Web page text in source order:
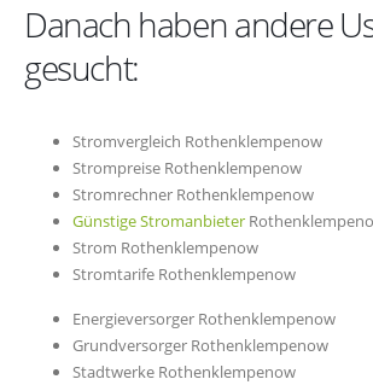
Danach haben andere
gesucht:
Stromvergleich Rothenklempenow
Strompreise Rothenklempenow
Stromrechner Rothenklempenow
Günstige Stromanbieter
Strom Rothenklempenow
Stromtarife Rothenklempenow
Energieversorger Rothenklempenow
Grundversorger Rothenklempenow
Stadtwerke Rothenklempenow